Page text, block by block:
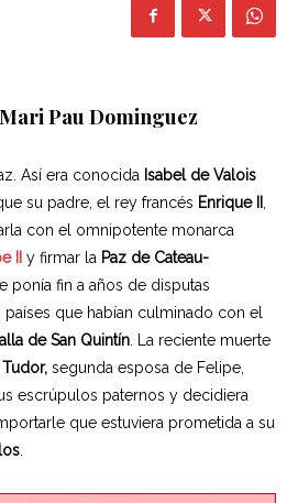
Mari Pau Dominguez
Así era conocida Isabel de Valois
su padre, el rey francés Enrique II
con el omnipotente monarca
II y firmar la Paz de Cateau-
ponía fin a años de disputas
que habían culminado con el
de San Quintín . La reciente muerte
Tudor, segunda esposa de Felipe,
escrúpulos paternos y decidiera
que estuviera prometida a su